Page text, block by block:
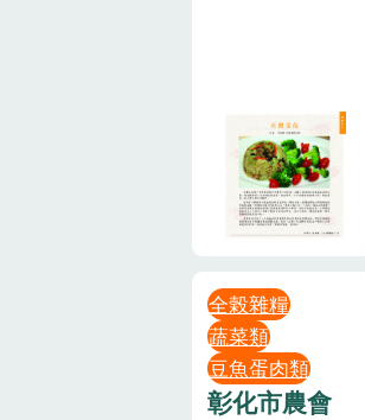
全榖雜糧
蔬菜類
豆魚蛋肉類
彰化市農會